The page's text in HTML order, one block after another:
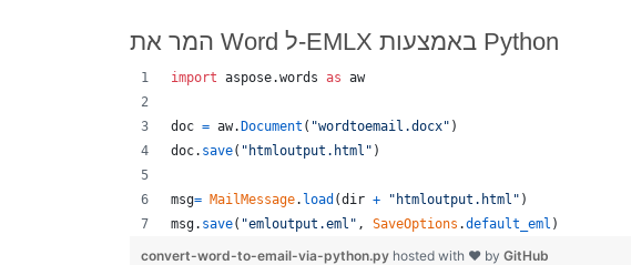
המר את Word ל-EMLX באמצעות Python
import aspose.words as aw
doc = aw. Document ( "wordtoemail.docx" )
doc. save( "htmloutput.html" )
msg= MailMessage. load (dir + "htmloutput.html" )
msg. save( "emloutput.eml" , SaveOptions .default_eml )
convert-word-to-email-via-python.py hosted with ❤ by GitHub